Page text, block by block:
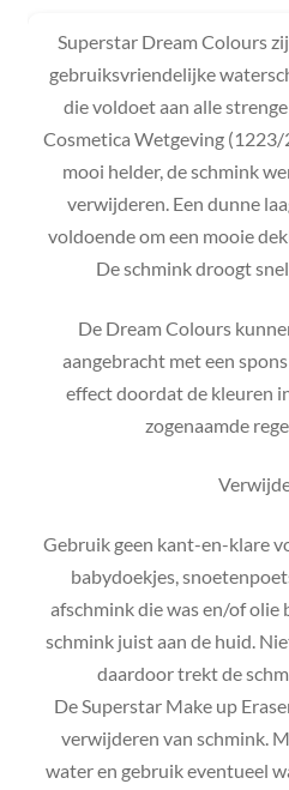
Superstar Dream Colours
gebruiksvriendelijke
die voldoet aan alle
Cosmetica Wetgeving
mooi helder, de schmink
verwijderen. Een dunne
voldoende om een mooie
De schmink droogt
De Dream Colours
aangebracht met een
effect doordat de kleuren
zogenaamde
Gebruik geen kant-en-klare
babydoekjes,
afschmink die was en/of olie
schmink juist aan de huid.
daardoor trekt de
De Superstar Make up
verwijderen van schmink.
water en gebruik eventueel